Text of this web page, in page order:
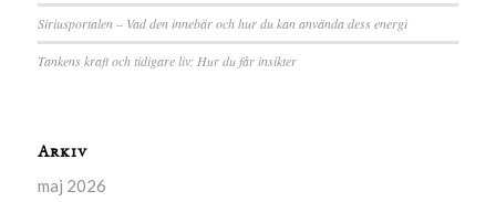
Siriusportalen – Vad den innebär och hur du kan använda dess energi
Tankens kraft och tidigare liv: Hur du får insikter
Arkiv
maj 2026